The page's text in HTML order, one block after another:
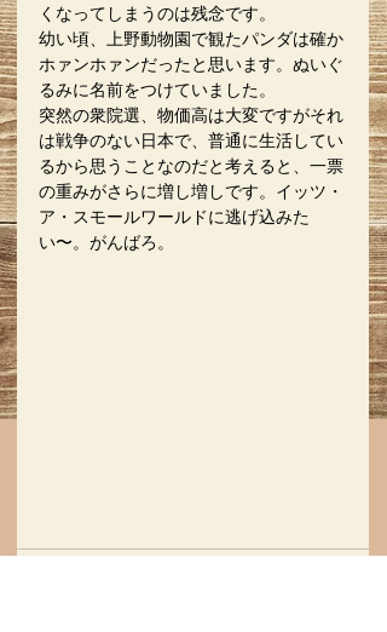
くなってしまうのは残念です。
幼い頃、上野動物園で観たパンダは確か
ホァンホァンだったと思います。ぬいぐ
るみに名前をつけていました。
突然の衆院選、物価高は大変ですがそれ
は戦争のない日本で、普通に生活してい
るから思うことなのだと考えると、一票
の重みがさらに増し増しです。イッツ・
ア・スモールワールドに逃げ込みた
い〜。がんばろ。